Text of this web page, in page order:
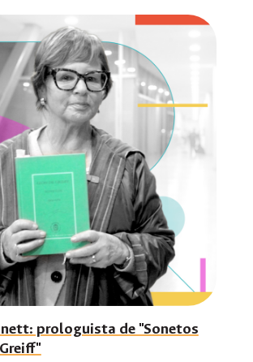
prologuista de "Sonetos